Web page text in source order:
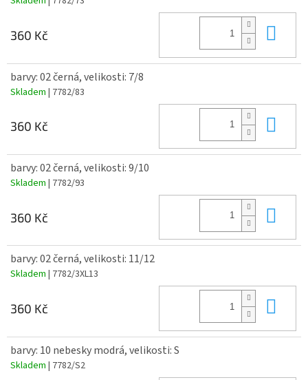
360 Kč
barvy: 02 černá, velikosti: 7/8
Skladem | 7782/83
360 Kč
barvy: 02 černá, velikosti: 9/10
Skladem | 7782/93
360 Kč
barvy: 02 černá, velikosti: 11/12
Skladem | 7782/3XL13
360 Kč
barvy: 10 nebesky modrá, velikosti: S
Skladem | 7782/S2